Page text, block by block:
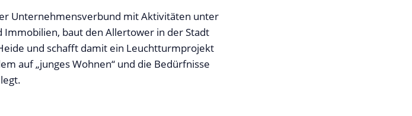
Unternehmensverbund mit Aktivitäten unter
baut den Allertower in der Stadt
und schafft damit ein Leuchtturmprojekt
auf „junges Wohnen“ und die Bedürfnisse